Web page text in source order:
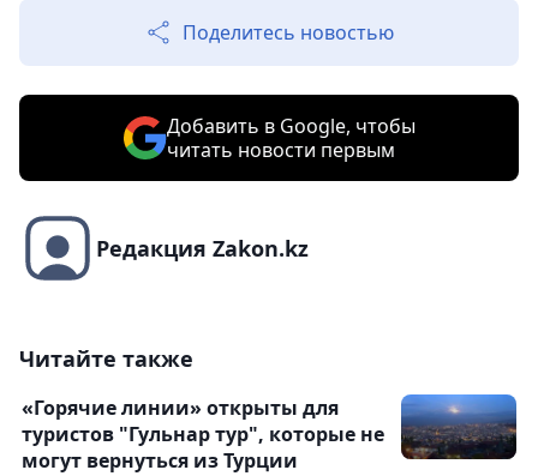
Поделитесь новостью
Добавить в Google, чтобы
читать новости первым
Редакция Zakon.kz
Читайте также
«Горячие линии» открыты для
туристов "Гульнар тур", которые не
могут вернуться из Турции